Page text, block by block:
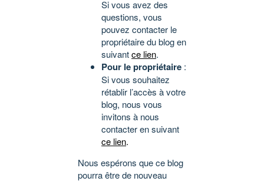
Si vous avez des
questions, vous
pouvez contacter le
propriétaire du blog en
suivantce lien.
Pour le propriétaire :
Si vous souhaitez
rétablir l’accès à votre
blog, nous vous
invitons à nous
contacter en suivant
ce lien.
Nous espérons que ce blog
pourra être de nouveau